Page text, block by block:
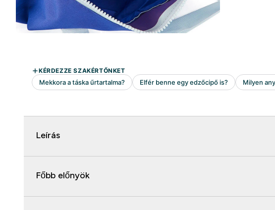
Leírás
Főbb előnyök